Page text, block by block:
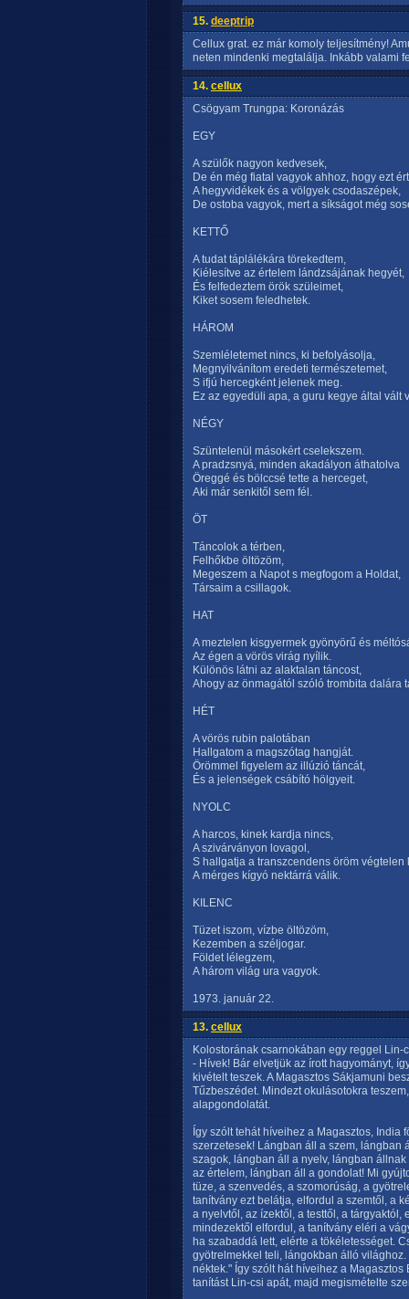
15. deeptrip
Cellux grat. ez már komoly teljesítmény!
neten mindenki megtalálja. Inkább valami
14. cellux
Csögyam Trungpa: Koronázás
EGY
A szülők nagyon kedvesek,
De én még fiatal vagyok ahhoz, hogy ezt
A hegyvidékek és a völgyek csodaszépek,
De ostoba vagyok, mert a síkságot még
KETTŐ
A tudat táplálékára törekedtem,
Kiélesítve az értelem lándzsájának hegyét,
És felfedeztem örök szüleimet,
Kiket sosem feledhetek.
HÁROM
Szemléletemet nincs, ki befolyásolja,
Megnyilvánítom eredeti természetemet,
S ifjú hercegként jelenek meg.
Ez az egyedüli apa, a guru kegye által vált
NÉGY
Szüntelenül másokért cselekszem.
A pradzsnyá, minden akadályon áthatolva
Öreggé és bölccsé tette a herceget,
Aki már senkitől sem fél.
ÖT
Táncolok a térben,
Felhőkbe öltözöm,
Megeszem a Napot s megfogom a Holdat,
Társaim a csillagok.
HAT
A meztelen kisgyermek gyönyörű és
Az égen a vörös virág nyílik.
Különös látni az alaktalan táncost,
Ahogy az önmagától szóló trombita dalára
HÉT
A vörös rubin palotában
Hallgatom a magszótag hangját.
Örömmel figyelem az illúzió táncát,
És a jelenségek csábító hölgyeit.
NYOLC
A harcos, kinek kardja nincs,
A szivárványon lovagol,
S hallgatja a transzcendens öröm végtelen
A mérges kígyó nektárrá válik.
KILENC
Tüzet iszom, vízbe öltözöm,
Kezemben a széljogar.
Földet lélegzem,
A három világ ura vagyok.
1973. január 22.
13. cellux
Kolostorának csarnokában egy reggel
- Hívek! Bár elvetjük az írott hagyományt,
kivételt teszek. A Magasztos Sákjamuni
Tűzbeszédet. Mindezt okulásotokra
alapgondolatát.
Így szólt tehát híveihez a Magasztos,
szerzetesek! Lángban áll a szem, lángban
szagok, lángban áll a nyelv, lángban
az értelem, lángban áll a gondolat! Mi
tüze, a szenvedés, a szomorúság, a
tanítvány ezt belátja, elfordul a szemtől, a
a nyelvtől, az ízektől, a testtől, a
mindezektől elfordul, a tanítvány eléri a
ha szabaddá lett, elérte a tökéletességet.
gyötrelmekkel teli, lángokban álló
néktek." Így szólt hát híveihez a
tanítást Lin-csi apát, majd megismételte